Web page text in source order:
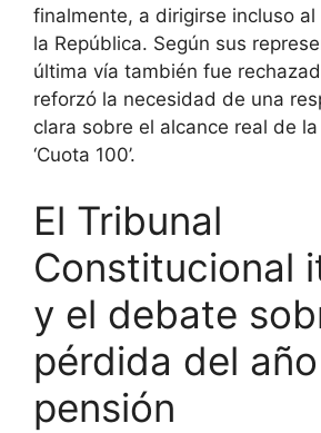
finalmente, a dirigirse incluso
la República. Según sus
última vía también fue
reforzó la necesidad de una
clara sobre el alcance real de
‘Cuota 100’.
El Tribunal
Constitucional
y el debate
pérdida del
pensión